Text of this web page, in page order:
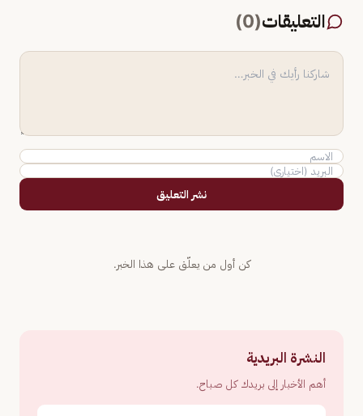
التعليقات(
0
)
نشر التعليق
كن أول من يعلّق على هذا الخبر.
النشرة البريدية
أهم الأخبار إلى بريدك كل صباح.